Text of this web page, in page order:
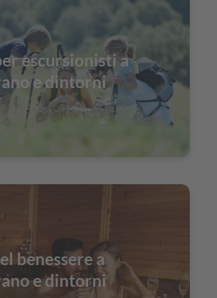
escursionisti a
e dintorni
benessere a
e dintorni